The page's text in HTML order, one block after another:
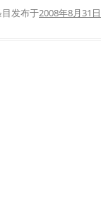
发布于2008年8月31日